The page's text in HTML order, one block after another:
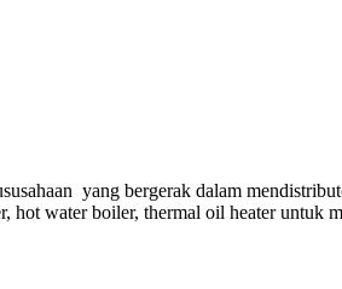
yang bergerak dalam
water boiler, thermal oil heater